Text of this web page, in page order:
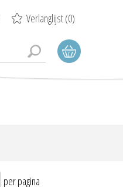
Verlanglijst(0)
per pagina